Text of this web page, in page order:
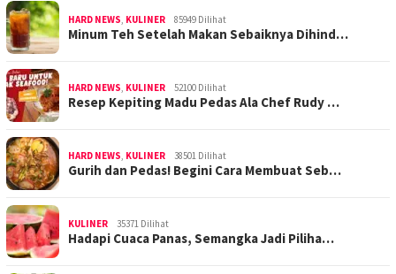
HARD NEWS, KULINER 85949 Dilihat
Minum Teh Setelah Makan Sebaiknya Dihind…
HARD NEWS, KULINER 52100 Dilihat
Resep Kepiting Madu Pedas Ala Chef Rudy …
HARD NEWS, KULINER 38501 Dilihat
Gurih dan Pedas! Begini Cara Membuat Seb…
KULINER 35371 Dilihat
Hadapi Cuaca Panas, Semangka Jadi Piliha…